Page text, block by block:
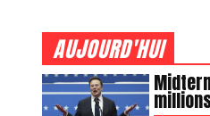
AUJOURD'HUI